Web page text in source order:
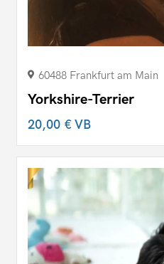
60488 Frankfurt am Main
Yorkshire-Terrier
20,00 €VB